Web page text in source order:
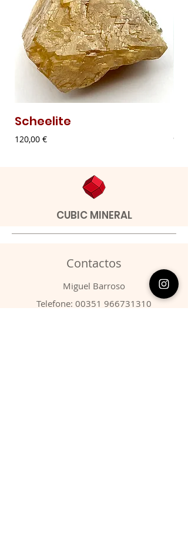
Scheelite
Preço
120,00 € 9,00
CUBIC MINERAL
Contactos
​Miguel Barroso
Telefone: 00351 966731310